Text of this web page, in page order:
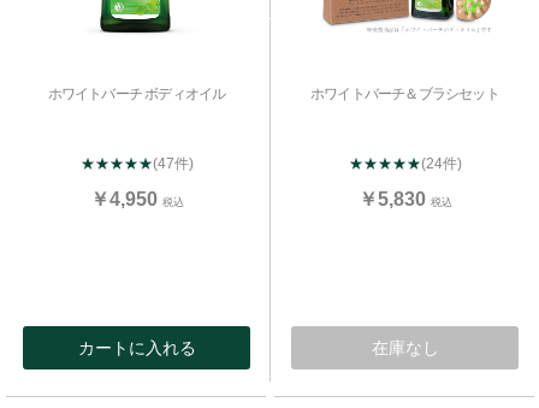
ホワイトバーチ ボディオイル
★★★★★(47件)
￥4,950 税込
カートに入れる
ホワイトバーチ＆ブラシセット
★★★★★(24件)
￥5,830 税込
在庫なし